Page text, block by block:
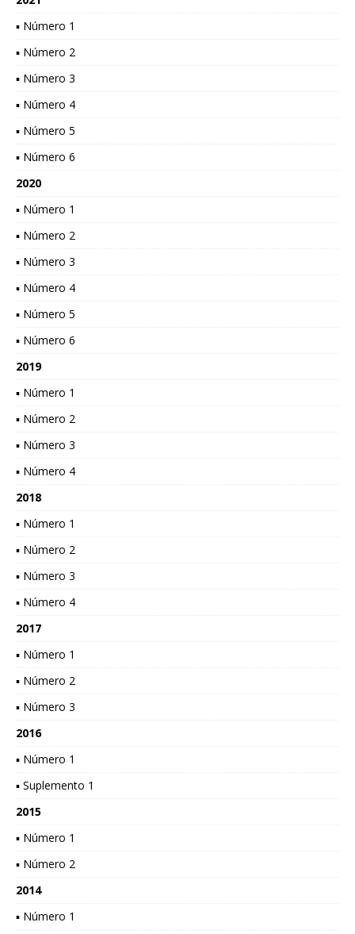
▪ Número 1
▪ Número 2
▪ Número 3
▪ Número 4
▪ Número 5
▪ Número 6
2020
▪ Número 1
▪ Número 2
▪ Número 3
▪ Número 4
▪ Número 5
▪ Número 6
2019
▪ Número 1
▪ Número 2
▪ Número 3
▪ Número 4
2018
▪ Número 1
▪ Número 2
▪ Número 3
▪ Número 4
2017
▪ Número 1
▪ Número 2
▪ Número 3
2016
▪ Número 1
▪ Suplemento 1
2015
▪ Número 1
▪ Número 2
2014
▪ Número 1